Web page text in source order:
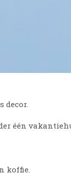
decor.
één
koffie.